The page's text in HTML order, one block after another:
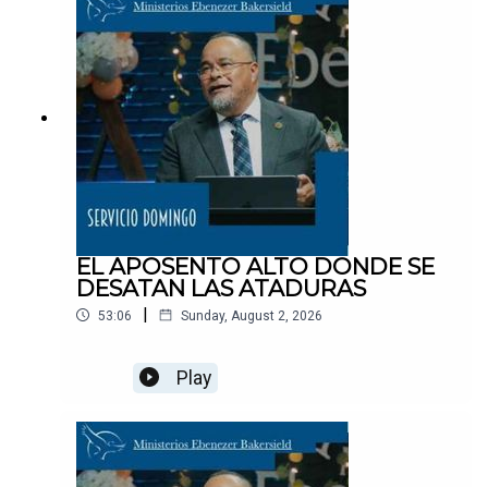
EL APOSENTO ALTO DONDE SE
DESATAN LAS ATADURAS
53:06 | Sunday, August 2, 2026
Play